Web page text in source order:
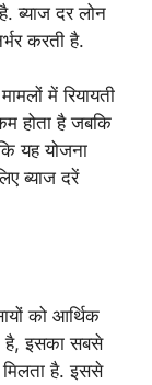
ब्याज दर लोन
करती है.
में रियायती
होता है जबकि
यह योजना
ब्याज दरें
को आर्थिक
है, इसका सबसे
मिलता है. इससे